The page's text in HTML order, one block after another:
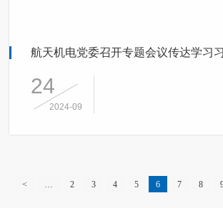
航天机电党委召开专题会议传达学习习近平总书记关于党纪学习教育的重要指示精神丨推动航天
24
2024-09
< … 2 3 4 5 6 7 8